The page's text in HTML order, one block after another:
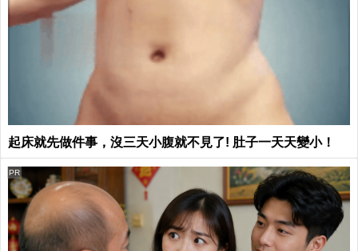
起床就先做件事，沒三天小腹就不見了! 肚子一天天變小！
PR